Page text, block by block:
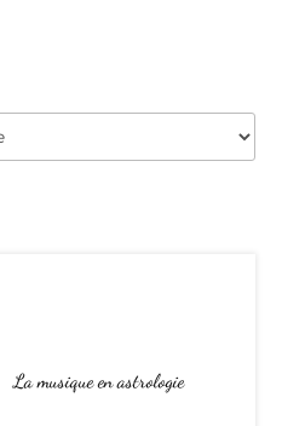
La musique en astrologie